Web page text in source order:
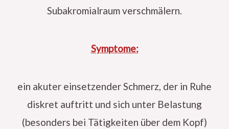
Subakromialraum verschmälern.
Symptome:
ein akuter einsetzender Schmerz, der in Ruhe
diskret auftritt und sich unter Belastung
(besonders bei Tätigkeiten über dem Kopf)